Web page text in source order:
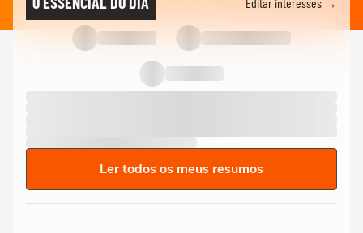
Ler todos os meus resumos